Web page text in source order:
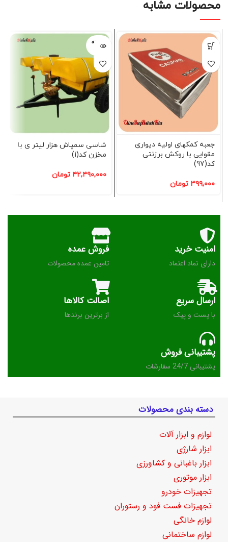
محصولات مشابه
جعبه کمکهای اولیه دیواری
مقوایی با روکش برزنتی
کد(97)
۳۹۹,۰۰۰ تومان
فروخته
شده
شاسی سمپاش هزار لیتر ی با
مخزن کد(1)
۴۲,۴۹۰,۰۰۰ تومان
امنیت خرید
دارای نماد اعتماد
فروش عمده
تامین عمده محصولات
ارسال سریع
با پست و پیک
اصالت کالاها
از برترین برندها
پشتیبانی فروش
پشتیبانی 24/7 سفارشات
دسته بندی محصولات
لوازم و ابزار آلات
ابزار شارژی
ابزار باغبانی و کشاورزی
ابزار موتوری
تجهیزات خودرو
تجهیزات فست فود و رستوران
لوازم خانگی
لوازم ساختمانی